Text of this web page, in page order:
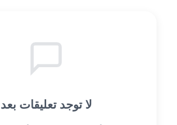
لا توجد تعليقات بعد